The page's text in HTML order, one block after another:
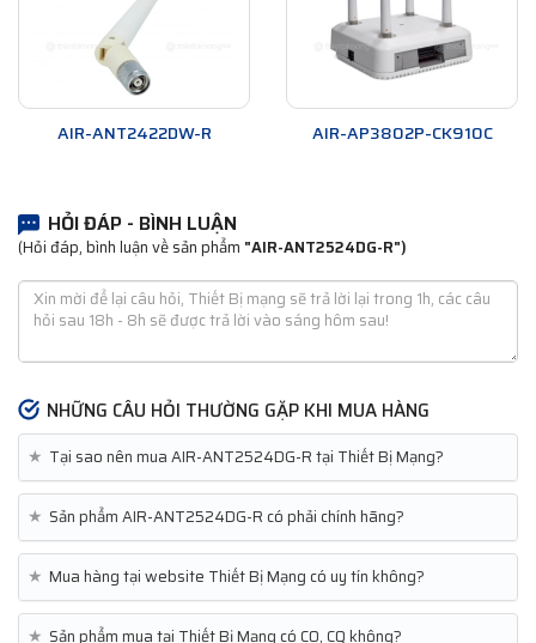
AIR-ANT2422DW-R AIR-AP3802P-CK910C
HỎI ĐÁP - BÌNH LUẬN
(Hỏi đáp, bình luận về sản phẩm "AIR-ANT2524DG-R")
NHỮNG CÂU HỎI THƯỜNG GẶP KHI MUA HÀNG
★ Tại sao nên mua AIR-ANT2524DG-R tại Thiết Bị Mạng?
★ Sản phẩm AIR-ANT2524DG-R có phải chính hãng?
★ Mua hàng tại website Thiết Bị Mạng có uy tín không?
★ Sản phẩm mua tại Thiết Bị Mạng có CO, CQ không?